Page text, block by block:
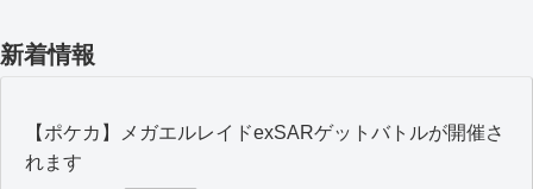
新着情報
【ポケカ】メガエルレイドexSARゲットバトルが開催さ
れます